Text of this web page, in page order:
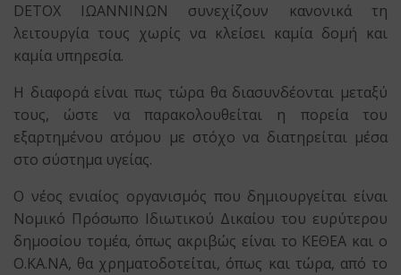
DETOX ΙΩΑΝΝΙΝΩΝ συνεχίζουν κανονικά τη
λειτουργία τους χωρίς να κλείσει καμία δομή και
καμία υπηρεσία.
Η διαφορά είναι πως τώρα θα διασυνδέονται μεταξύ
τους, ώστε να παρακολουθείται η πορεία του
εξαρτημένου ατόμου με στόχο να διατηρείται μέσα
στο σύστημα υγείας.
Ο νέος ενιαίος οργανισμός που δημιουργείται είναι
Νομικό Πρόσωπο Ιδιωτικού Δικαίου του ευρύτερου
δημοσίου τομέα, όπως ακριβώς είναι το ΚΕΘΕΑ και ο
Ο.ΚΑ.ΝΑ, θα χρηματοδοτείται, όπως και τώρα, από το